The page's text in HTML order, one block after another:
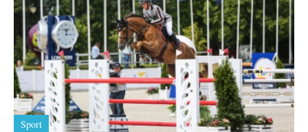
Sport